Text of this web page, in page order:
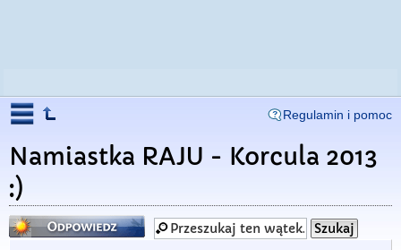
Regulamin i pomoc
Namiastka RAJU - Korcula 2013
:)
Odpowiedz